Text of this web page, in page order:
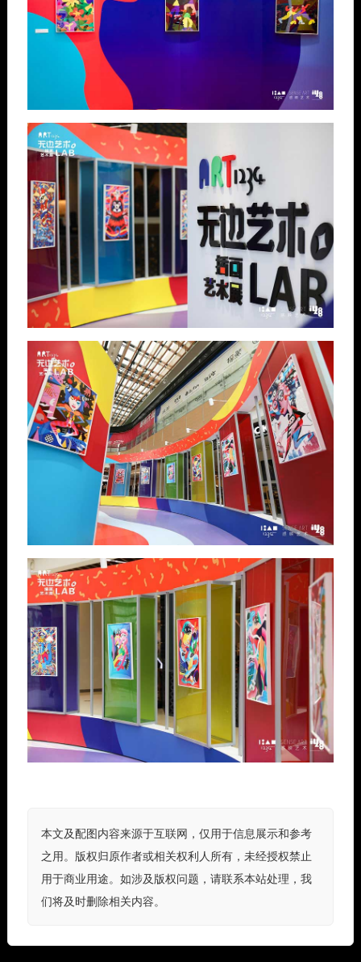
本文及配图内容来源于互联网，仅用于信息展示和参考
之用。版权归原作者或相关权利人所有，未经授权禁止
用于商业用途。如涉及版权问题，请联系本站处理，我
们将及时删除相关内容。